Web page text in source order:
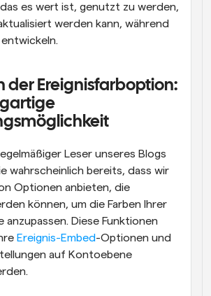
es wert ist, genutzt zu werden,
werden kann, während
der Ereignisfarboption:
Leser unseres Blogs
wahrscheinlich bereits, dass wir
Optionen anbieten, die
können, um die Farben Ihrer
anzupassen. Diese Funktionen
Ereignis-Embed-Optionen und
auf Kontoebene